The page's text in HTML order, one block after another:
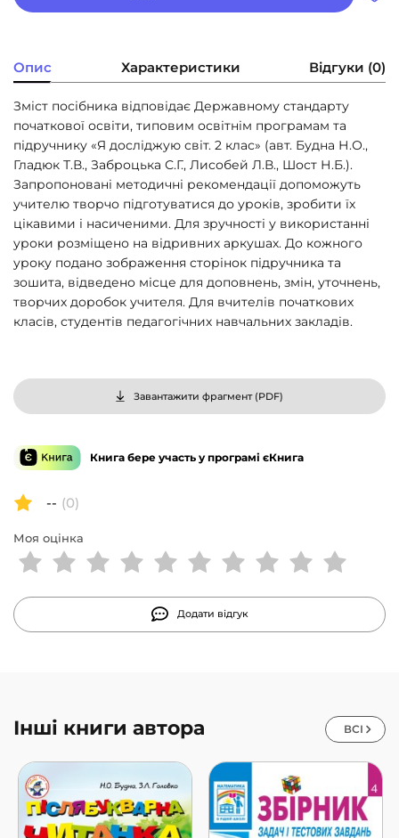
Опис Характеристики Відгуки (0)
Зміст посібника відповідає Державному стандарту
початкової освіти, типовим освітнім програмам та
підручнику «Я досліджую світ. 2 клас» (авт. Будна Н.О.,
Гладюк Т.В., Заброцька С.Г., Лисобей Л.В., Шост Н.Б.).
Запропоновані методичні рекомендації допоможуть
учителю творчо підготуватися до уроків, зробити їх
цікавими і насиченими. Для зручності у використанні
уроки розміщено на відривних аркушах. До кожного
уроку подано зображення сторінок підручника та
зошита, відведено місце для доповнень, змін, уточнень,
творчих доробок учителя. Для вчителів початкових
класів, студентів педагогічних навчальних закладів.
Завантажити фрагмент (PDF)
Книга бере участь у програмі єКнига
-- (0)
Моя оцінка
Додати відгук
Інші книги автора ВСІ